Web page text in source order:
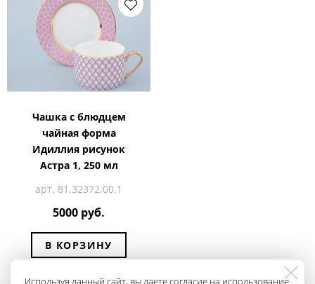
Чашка с блюдцем
чайная форма
Идиллия рисунок
Астра 1, 250 мл
арт. 81.32372.00.1
5000 руб.
В КОРЗИНУ
Используя данный сайт, вы даете согласие на использование